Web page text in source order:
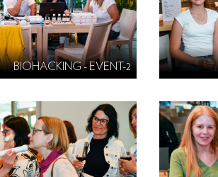
BIOHACKING - EVENT-2